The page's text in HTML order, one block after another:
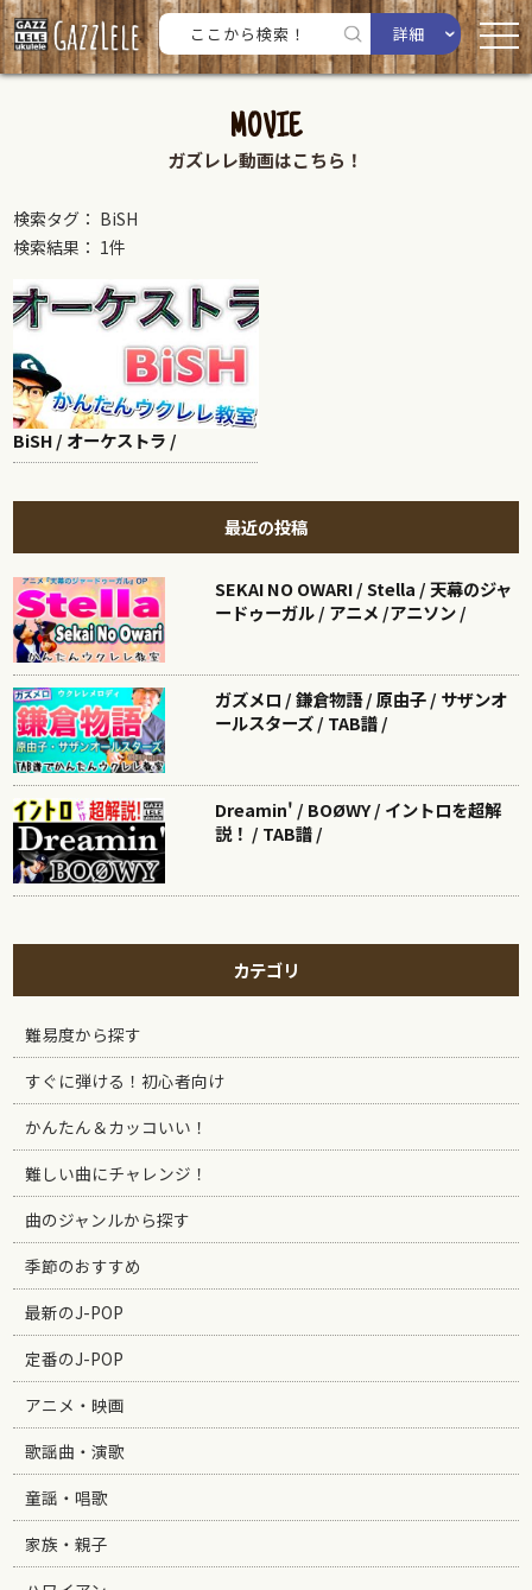
詳細
MOVIE
ガズレレ動画はこちら！
検索タグ： BiSH
検索結果： 1件
BiSH / オーケストラ /
最近の投稿
SEKAI NO OWARI / Stella / 天幕のジャ
ードゥーガル / アニメ /アニソン /
ガズメロ / 鎌倉物語 / 原由子 / サザンオ
ールスターズ / TAB譜 /
Dreamin' / BOØWY / イントロを超解
説！ / TAB譜 /
カテゴリ
難易度から探す
すぐに弾ける！初心者向け
かんたん＆カッコいい！
難しい曲にチャレンジ！
曲のジャンルから探す
季節のおすすめ
最新のJ-POP
定番のJ-POP
アニメ・映画
歌謡曲・演歌
童謡・唱歌
家族・親子